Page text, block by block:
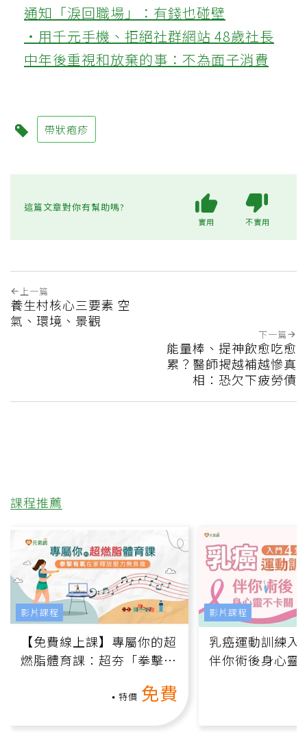
通知「淚回職場」：有錢也碰壁
‧用千元手機、拒絕社群網站 48歲社長
中年後重視和放棄的事：不為面子消費
帶狀疱疹
這篇文章對你有幫助嗎?
實用 不實用
上一篇
養生村核心三要素 空
氣、環境、景觀
下一篇
能量棒、提神飲愈吃愈
累？醫師揭越補越慘真
相：恐欠下疲勞債
課程推薦
【免費線上課】專屬你的超
燃脂體育課：超夯「拳擊有
特價 免費
影片課程
乳癌運動訓練入
伴你術後身心靈
影片課程